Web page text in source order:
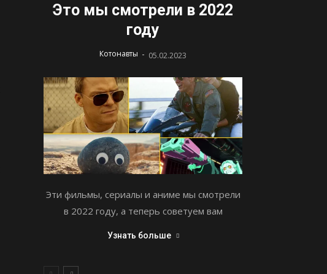
Это мы смотрели в 2022
году
Котонавты - 05.02.2023
Эти фильмы, сериалы и аниме мы смотрели
в 2022 году, а теперь советуем вам
Узнать больше